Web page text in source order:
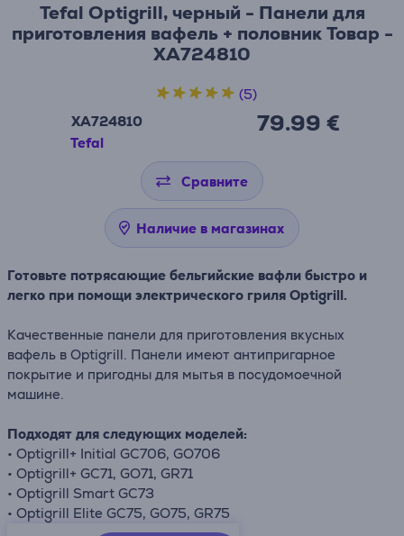
Tefal Optigrill, черный - Панели для
приготовления вафель + половник Товар -
XA724810
XA724810
Tefal
79.99 €
(5)
Сравните
Наличие в магазинах
Готовьте потрясающие бельгийские вафли быстро и
легко при помощи электрического гриля Optigrill.
Качественные панели для приготовления вкусных
вафель в Optigrill. Панели имеют антипригарное
покрытие и пригодны для мытья в посудомоечной
машине.
Подходят для следующих моделей:
• Optigrill+ Initial GC706, GO706
• Optigrill+ GC71, GO71, GR71
• Optigrill Smart GC73
• Optigrill Elite GC75, GO75, GR75